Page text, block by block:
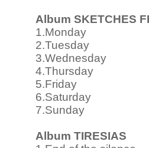
Album SKETCHES
1.Monday
2.Tuesday
3.Wednesday
4.Thursday
5.Friday
6.Saturday
7.Sunday
Album TIRESIAS